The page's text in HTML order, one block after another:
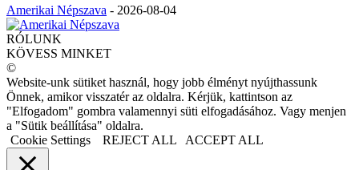
Amerikai Népszava - 2026-08-04
RÓLUNK
KÖVESS MINKET
©
Website-unk sütiket használ, hogy jobb élményt nyújthassunk
Önnek, amikor visszatér az oldalra. Kérjük, kattintson az
"Elfogadom" gombra valamennyi süti elfogadásához. Vagy menjen
a "Sütik beállítása" oldalra.
Cookie Settings
REJECT ALL ACCEPT ALL